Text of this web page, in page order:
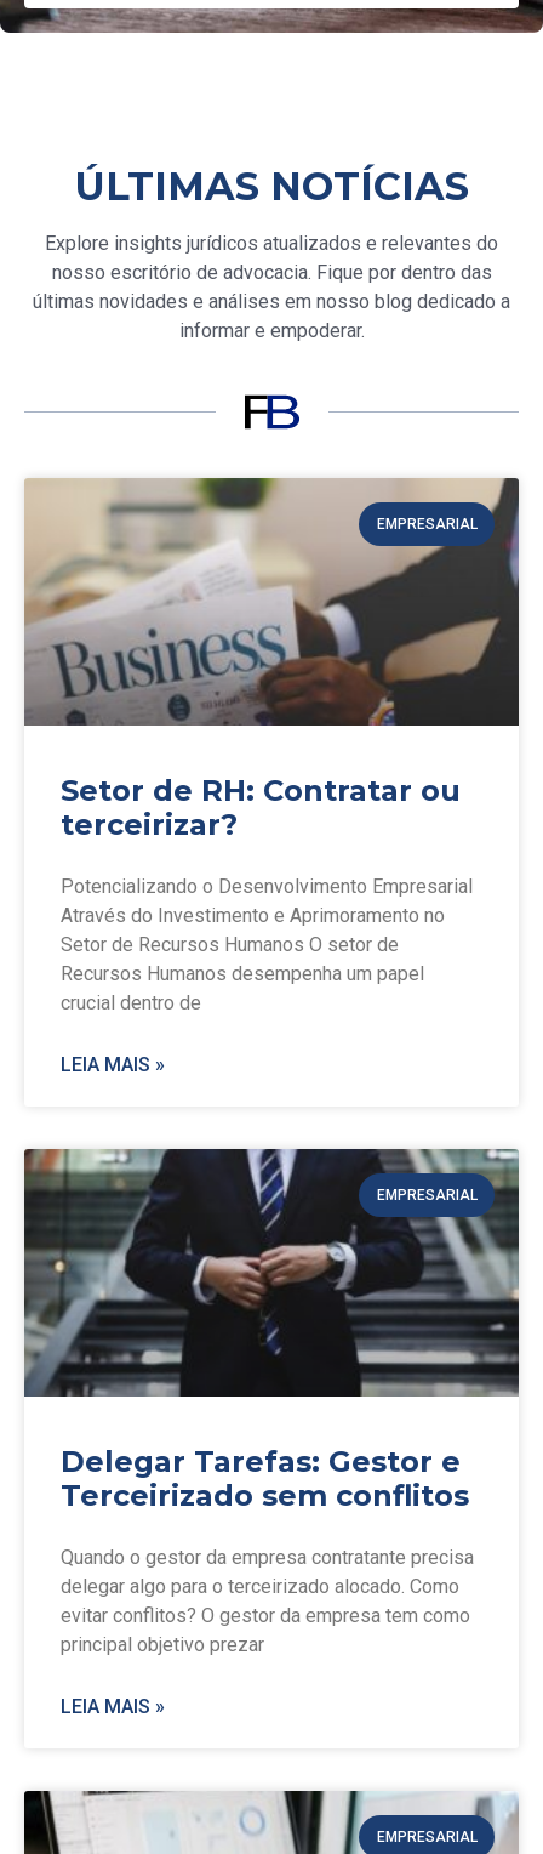
ÚLTIMAS NOTÍCIAS
Explore insights jurídicos atualizados e relevantes do
nosso escritório de advocacia. Fique por dentro das
últimas novidades e análises em nosso blog dedicado a
informar e empoderar.
EMPRESARIAL
Setor de RH: Contratar ou
terceirizar?
Potencializando o Desenvolvimento Empresarial
Através do Investimento e Aprimoramento no
Setor de Recursos Humanos O setor de
Recursos Humanos desempenha um papel
crucial dentro de
LEIA MAIS »
EMPRESARIAL
Delegar Tarefas: Gestor e
Terceirizado sem conflitos
Quando o gestor da empresa contratante precisa
delegar algo para o terceirizado alocado. Como
evitar conflitos? O gestor da empresa tem como
principal objetivo prezar
LEIA MAIS »
EMPRESARIAL